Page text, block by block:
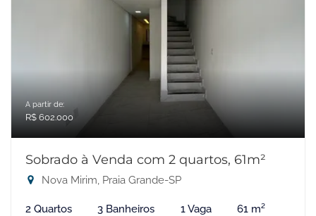
A partir de:
R$ 602.000
Sobrado à Venda com 2 quartos, 61m²
Nova Mirim, Praia Grande-SP
2 Quartos 3 Banheiros 1 Vaga 61 m²